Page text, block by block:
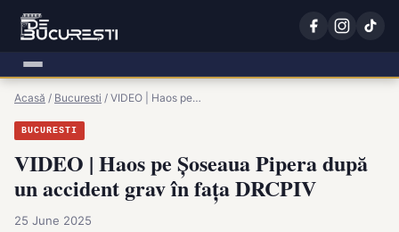
Acasă / Bucuresti / VIDEO | Haos pe…
BUCURESTI
VIDEO | Haos pe Șoseaua Pipera după
un accident grav în fața DRCPIV
25 June 2025